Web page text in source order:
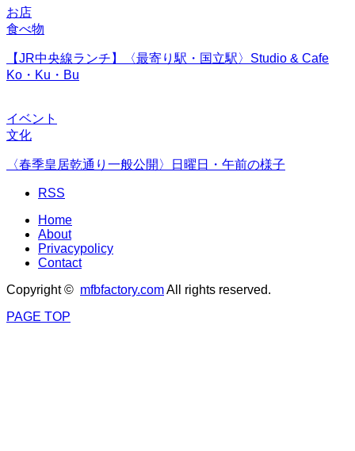
お店
食べ物
【JR中央線ランチ】〈最寄り駅・国立駅〉Studio & Cafe
Ko・Ku・Bu
イベント
文化
〈春季皇居乾通り一般公開〉日曜日・午前の様子
RSS
Home
About
Privacypolicy
Contact
Copyright © mfbfactory.comAll rights reserved.
PAGE TOP